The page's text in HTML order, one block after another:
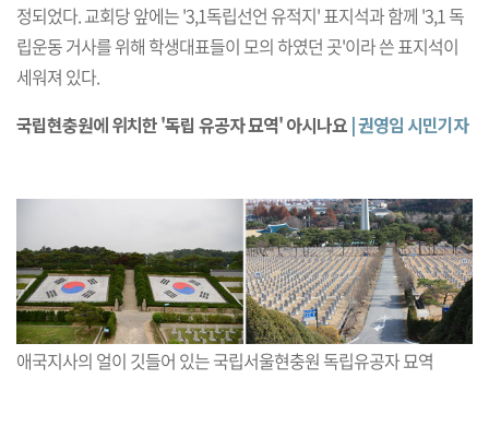
정되었다. 교회당 앞에는 '3,1독립선언 유적지' 표지석과 함께 '3,1 독
립운동 거사를 위해 학생대표들이 모의 하였던 곳'이라 쓴 표지석이
세워져 있다.
국립현충원에 위치한 '독립 유공자 묘역' 아시나요 | 권영임 시민기자
애국지사의 얼이 깃들어 있는 국립서울현충원 독립유공자 묘역